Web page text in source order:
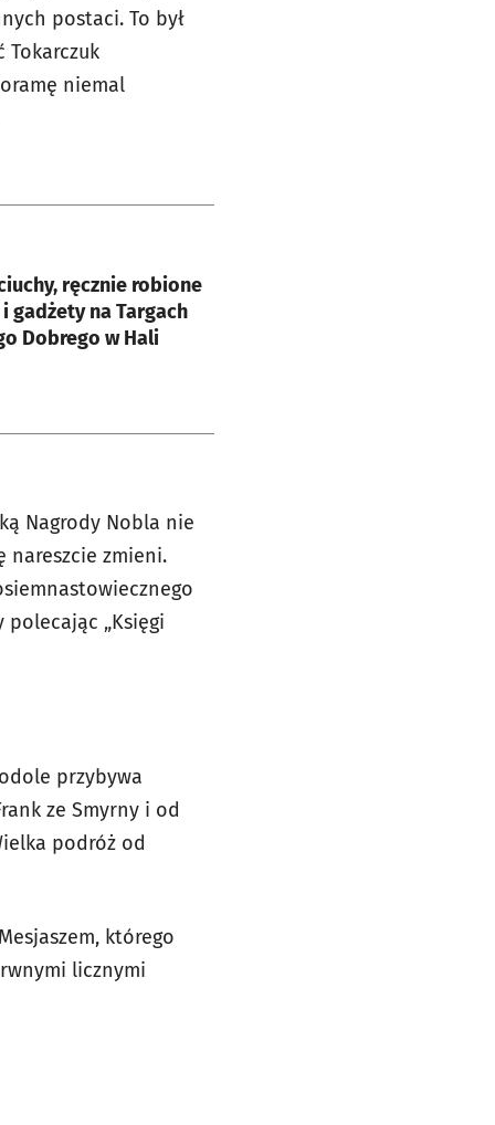
postaci. To był
Tokarczuk
niemal
ręcznie robione
gadżety na Targach
Dobrego w Hali
Nagrody Nobla nie
nareszcie zmieni.
„Księgi
przybywa
ze Smyrny i od
podróż od
którego
licznymi